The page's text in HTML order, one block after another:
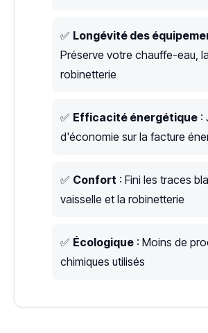
✅ Longévité des
Préserve votre chauffe-eau,
robinetterie
✅ Efficacité énergétique :
d'économie sur la facture
✅ Confort : Fini les traces
vaisselle et la robinetterie
✅ Écologique : Moins de
chimiques utilisés